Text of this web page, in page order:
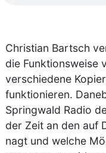
Christian Bartsch
die Funktionsweise
verschiedene
funktionieren.
Springwald Radio
der Zeit an den auf
nagt und welche